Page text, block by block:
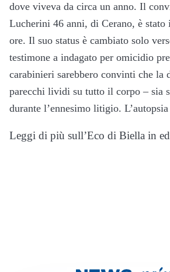
dove viveva da circa un anno. Il
Lucherini 46 anni, di Cerano, è stato
ore. Il suo status è cambiato solo
testimone a indagato per omicidio
carabinieri sarebbero convinti che la
parecchi lividi su tutto il corpo – sia
durante l’ennesimo litigio.
Leggi di più sull’Eco di Biella in